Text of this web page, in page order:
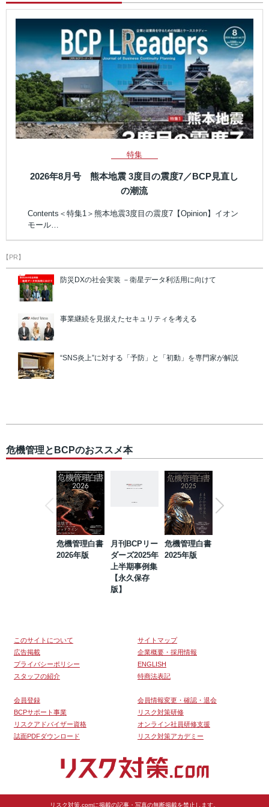
特集
2026年8月号 熊本地震 3度目の震度7／BCP見直し
の潮流
Contents＜特集1＞熊本地震3度目の震度7【Opinion】イオン
モール…
【PR】
防災DXの社会実装 －衛星データ利活用に向けて
事業継続を見据えたセキュリティを考える
“SNS炎上”に対する「予防」と「初動」を専門家が解説
危機管理とBCPのおススメ本
危機管理白書
2026年版
月刊BCPリー
ダーズ2025年
上半期事例集
【永久保存
版】
危機管理白書
2025年版
このサイトについて
サイトマップ
広告掲載
企業概要・採用情報
プライバシーポリシー
ENGLISH
スタッフの紹介
特商法表記
会員登録
会員情報変更・確認・退会
BCPサポート事業
リスク対策研修
リスクアドバイザー資格
オンライン社員研修支援
誌面PDFダウンロード
リスク対策アカデミー
リスク対策.comに掲載の記事・写真の無断掲載を禁止します。